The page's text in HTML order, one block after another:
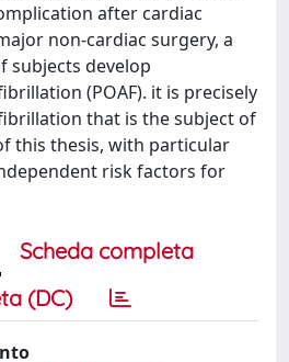
after cardiac
non-cardiac surgery, a
subjects develop
(POAF). it is precisely
that is the subject of
this thesis, with particular
risk factors for
Scheda completa
(DC)